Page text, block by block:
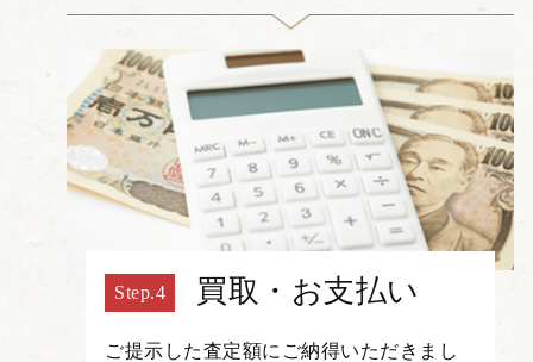
買取・お支払い
ご提示した査定額にご納得いただきまし